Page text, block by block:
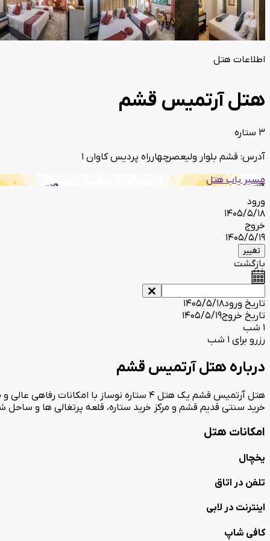
اطلاعات هتل
هتل آرتمیس قشم
3 ستاره
آدرس: قشم بلوار ولیعصرچهارراه پردیس کاوان 1
مسیر یاب هتل
ورود
1405/5/18
خروج
1405/5/19
تغییر
بازگشت
تاریخ ورود1405/5/18
تاریخ خروج1405/5/19
1 شب
رزرو برای 1 شب
درباره هتل آرتمیس قشم
هتل آرتمیس قشم یک هتل 4 ستاره نوساز با
خرید سنتی قدیم قشم و مرکز خرید ستاره، قلعه پرتغالی ها و
امکانات هتل
یخچال
تلفن در اتاق
اینترنت در لابی
کافی شاپ